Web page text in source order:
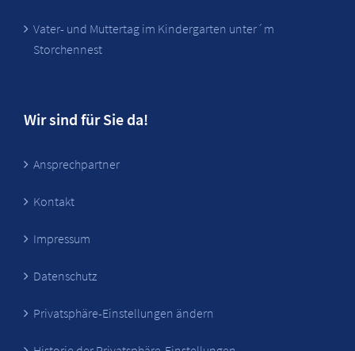
Vater- und Muttertag im Kindergarten unter´m
Storchennest
Wir sind für Sie da!
Ansprechpartner
Kontakt
Impressum
Datenschutz
Privatsphäre-Einstellungen ändern